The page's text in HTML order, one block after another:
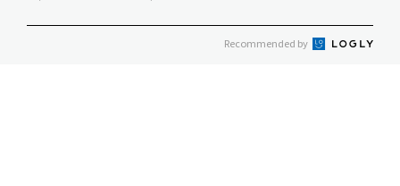
Recommended by